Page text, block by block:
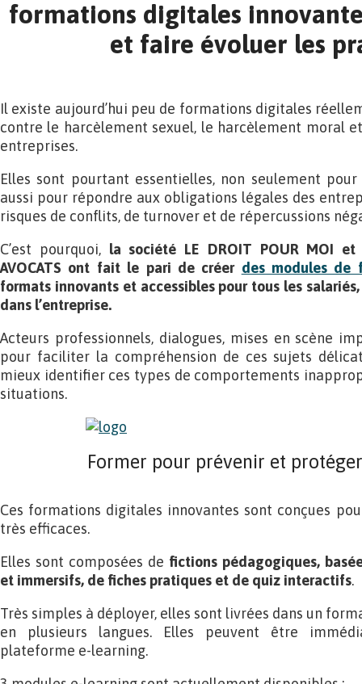
formations digitales
et faire évoluer les
Il existe aujourd’hui peu de formations digitales
contre le harcèlement sexuel, le harcèlement moral
entreprises.
Elles sont pourtant essentielles, non seulement
aussi pour répondre aux obligations légales des
risques de conflits, de turnover et de répercussions
C’est pourquoi, la société LE DROIT POUR MOI et
AVOCATS ont fait le pari de créer des modules de
formats innovants et accessibles pour tous les
dans l’entreprise.
Acteurs professionnels, dialogues, mises en scène
pour faciliter la compréhension de ces sujets
mieux identifier ces types de comportements
situations.
Former pour prévenir et
Ces formations digitales innovantes sont conçues
très efficaces.
Elles sont composées de fictions pédagogiques,
et immersifs, de fiches pratiques et de quiz interactifs.
Très simples à déployer, elles sont livrées dans un
en plusieurs langues. Elles peuvent être
plateforme e-learning.